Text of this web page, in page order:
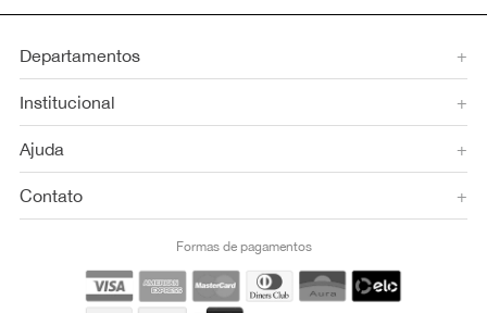
Departamentos +
Institucional +
Ajuda +
Contato +
Formas de pagamentos